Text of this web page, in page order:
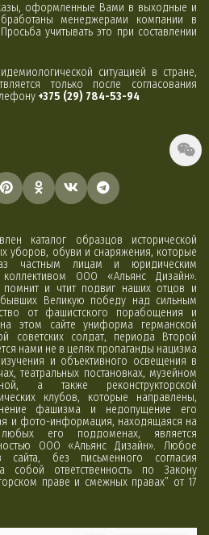
оформленные Вами в выходные и
менеджерами компании в
учитывать это при составлении
ситуацией в стране,
только после согласования
+375 (29) 784-53-94
каталог образцов исторической
уборов, обуви и снаряжения, которые
частным лицам и юридическим
коллективом ООО «Альянс Дизайн».
и чтит подвиг наших отцов и
Великую победу над сильным
от фашистского порабощения и
этом сайте униформа германской
советских солдат, периода Второй
нами не в целях пропаганды нацизма
и объективного освещения в
театральных постановках, музейном
а также реконструкторской
клубов, которые направлены,
фашизма и недопущение его
и фото-информация, находящаяся на
любых его поддоменах, является
ООО «Альянс Дизайн». Любое
сайта, без письменного согласия
собой ответственность по Закону
праве и смежных правах” от 17